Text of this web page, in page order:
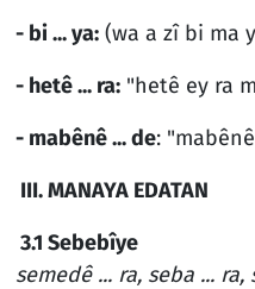
- bi ... ya:(wa a zî bi ma
- hetê ... ra:"hetê ey ra
- mabênê ... de:
III. MANAYA EDATAN
3.1 Sebebîye
semedê ... ra, seba ...